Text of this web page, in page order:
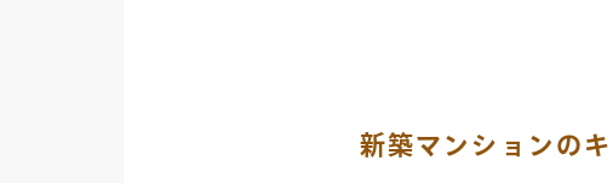
新築マンションの